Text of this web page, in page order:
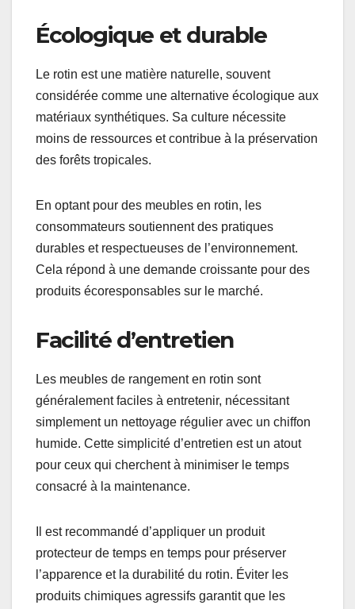
Écologique et durable
Le rotin est une matière naturelle, souvent
considérée comme une alternative écologique aux
matériaux synthétiques. Sa culture nécessite
moins de ressources et contribue à la préservation
des forêts tropicales.
En optant pour des meubles en rotin, les
consommateurs soutiennent des pratiques
durables et respectueuses de l’environnement.
Cela répond à une demande croissante pour des
produits écoresponsables sur le marché.
Facilité d’entretien
Les meubles de rangement en rotin sont
généralement faciles à entretenir, nécessitant
simplement un nettoyage régulier avec un chiffon
humide. Cette simplicité d’entretien est un atout
pour ceux qui cherchent à minimiser le temps
consacré à la maintenance.
Il est recommandé d’appliquer un produit
protecteur de temps en temps pour préserver
l’apparence et la durabilité du rotin. Éviter les
produits chimiques agressifs garantit que les